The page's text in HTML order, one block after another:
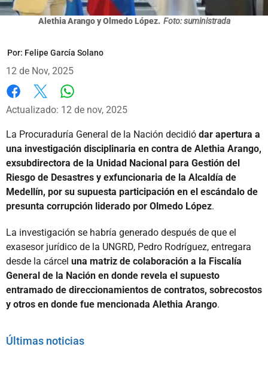
Alethia Arango y Olmedo López. Foto: suministrada
Por: Felipe García Solano
12 de Nov, 2025
Facebook
X
Actualizado: 12 de nov, 2025
La Procuraduría General de la Nación decidió dar apertura a
una investigación disciplinaria en contra de Alethia Arango,
exsubdirectora de la Unidad Nacional para Gestión del
Riesgo de Desastres y exfuncionaria de la Alcaldía de
Medellín, por su supuesta participación en el escándalo de
presunta corrupción liderado por Olmedo López.
La investigación se habría generado después de que el
exasesor jurídico de la UNGRD, Pedro Rodríguez, entregara
desde la cárcel una matriz de colaboración a la Fiscalía
General de la Nación en donde revela el supuesto
entramado de direccionamientos de contratos, sobrecostos
y otros en donde fue mencionada Alethia Arango.
Últimas noticias